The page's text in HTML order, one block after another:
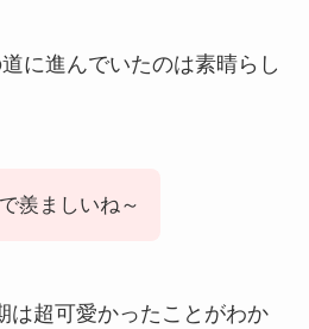
に進んでいたのは素晴らし
羨ましいね～
は超可愛かったことがわか